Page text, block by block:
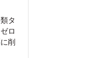
タ
ロ
削